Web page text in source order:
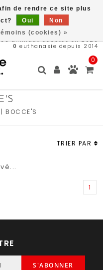
animaux adoptés en 2026
0 euthanasie depuis 2014
0
| BOCCE'S
TRIER PAR
1
S'ABONNER
de rendre ce site plus
Oui
Non
(cookies) »
partir de 89$*